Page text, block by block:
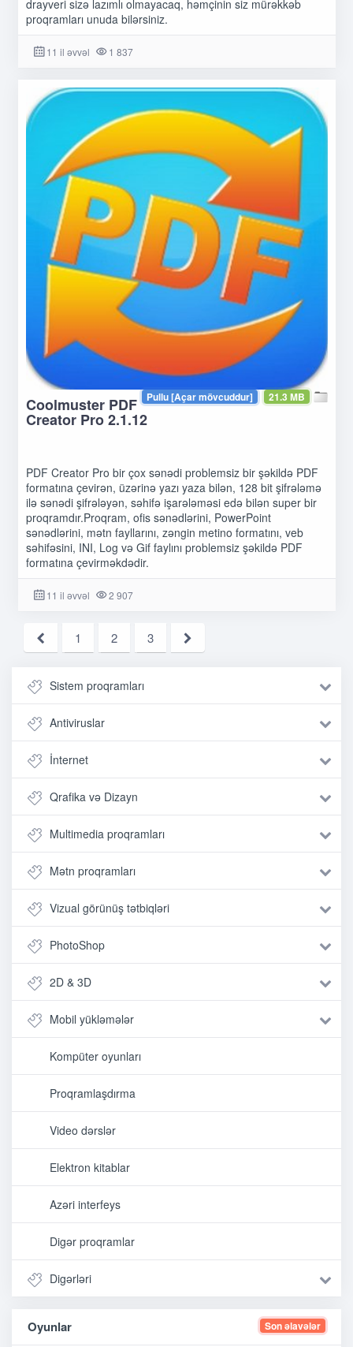
drayveri sizə lazımlı olmayacaq, həmçinin siz mürəkkəb
proqramları unuda bilərsiniz.
11 il əvvəl 1 837
21.3 MB
Pullu [Açar mövcuddur]
Coolmuster PDF
Creator Pro 2.1.12
PDF Creator Pro bir çox sənədi problemsiz bir şəkildə PDF
formatına çevirən, üzərinə yazı yaza bilən, 128 bit şifrələmə
ilə sənədi şifrələyən, səhifə işarələməsi edə bilən super bir
proqramdır.Proqram, ofis sənədlərini, PowerPoint
sənədlərini, mətn fayllarını, zəngin metino formatını, veb
səhifəsini, INI, Log və Gif faylını problemsiz şəkildə PDF
formatına çevirməkdədir.
11 il əvvəl 2 907
1 2 3
Sistem proqramları
Antiviruslar
İnternet
Qrafika və Dizayn
Multimedia proqramları
Mətn proqramları
Vizual görünüş tətbiqləri
PhotoShop
2D & 3D
Mobil yükləmələr
Kompüter oyunları
Proqramlaşdırma
Video dərslər
Elektron kitablar
Azəri interfeys
Digər proqramlar
Digərləri
Oyunlar Son əlavələr